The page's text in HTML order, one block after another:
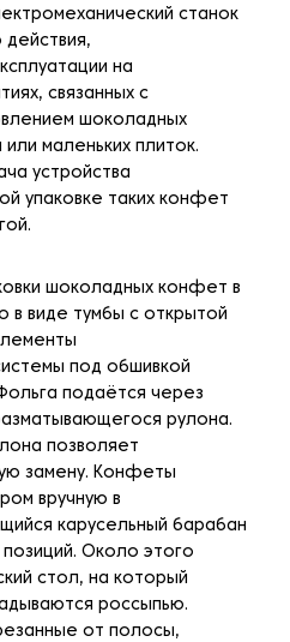
станок
на
связанных с
шоколадных
маленьких плиток.
устройства
упаковке таких конфет
шоколадных конфет в
в виде тумбы с открытой
под обшивкой
подаётся через
рулона.
позволяет
замену. Конфеты
вручную в
карусельный барабан
Около этого
стол, на который
россыпью.
от полосы,